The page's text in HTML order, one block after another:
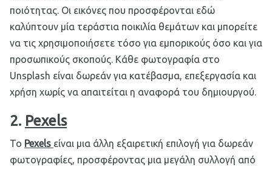
ποιότητας. Οι εικόνες που προσφέρονται εδώ
καλύπτουν μία τεράστια ποικιλία θεμάτων και μπορείτε
να τις χρησιμοποιήσετε τόσο για εμπορικούς όσο και για
προσωπικούς σκοπούς. Κάθε φωτογραφία στο
Unsplash είναι δωρεάν για κατέβασμα, επεξεργασία και
χρήση χωρίς να απαιτείται η αναφορά του δημιουργού.
2. Pexels
Το Pexels είναι μια άλλη εξαιρετική επιλογή για δωρεάν
φωτογραφίες, προσφέροντας μια μεγάλη συλλογή από